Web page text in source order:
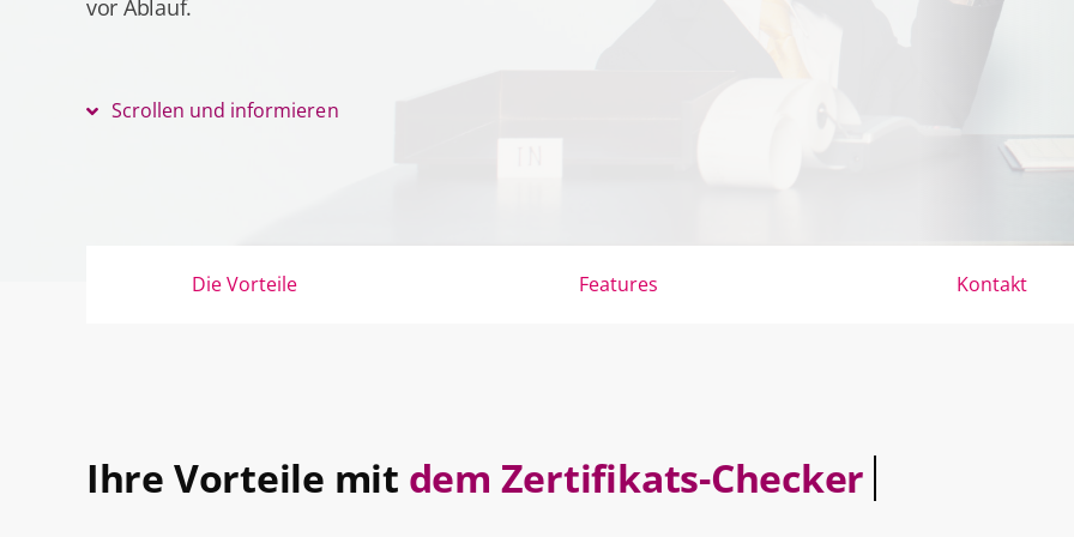
vor Ablauf.
Scrollen und informieren
Die Vorteile Features Kontakt
Ihre Vorteile mit